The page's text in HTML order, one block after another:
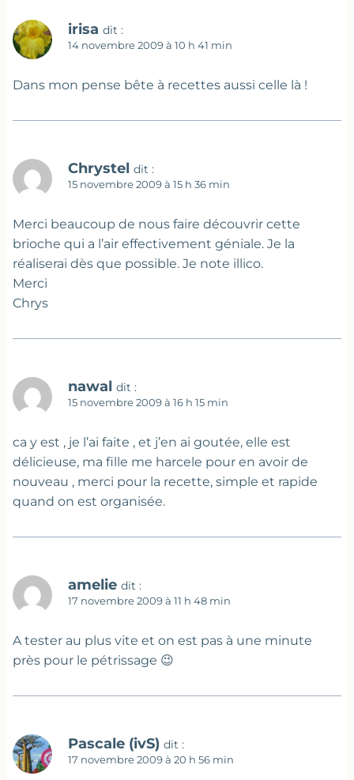
irisa dit :
14 novembre 2009 à 10 h 41 min
Dans mon pense bête à recettes aussi celle là !
Chrystel dit :
15 novembre 2009 à 15 h 36 min
Merci beaucoup de nous faire découvrir cette
brioche qui a l’air effectivement géniale. Je la
réaliserai dès que possible. Je note illico.
Merci
Chrys
nawal dit :
15 novembre 2009 à 16 h 15 min
ca y est , je l’ai faite , et j’en ai goutée, elle est
délicieuse, ma fille me harcele pour en avoir de
nouveau , merci pour la recette, simple et rapide
quand on est organisée.
amelie dit :
17 novembre 2009 à 11 h 48 min
A tester au plus vite et on est pas à une minute
près pour le pétrissage 😉
Pascale (ivS) dit :
17 novembre 2009 à 20 h 56 min